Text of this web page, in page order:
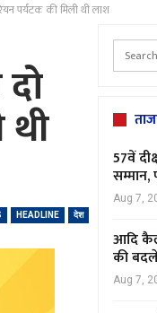
पर्यटक की मिली थी लाश
HEADLINE देश
57वें
सम्मान,
Aug 7,
आदि
की
Aug 7,